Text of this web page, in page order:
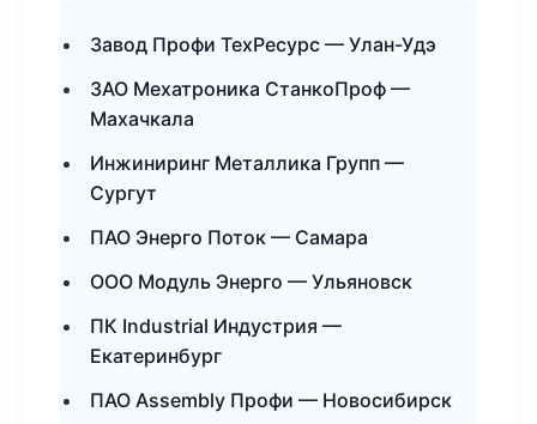
Завод Профи ТехРесурс — Улан-Удэ
ЗАО Мехатроника СтанкоПроф —
Махачкала
Инжиниринг Металлика Групп —
Сургут
ПАО Энерго Поток — Самара
ООО Модуль Энерго — Ульяновск
ПК Industrial Индустрия —
Екатеринбург
ПАО Assembly Профи — Новосибирск